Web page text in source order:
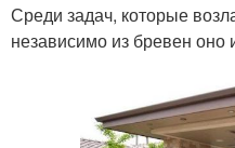
Среди задач, которые
независимо из бревен оно